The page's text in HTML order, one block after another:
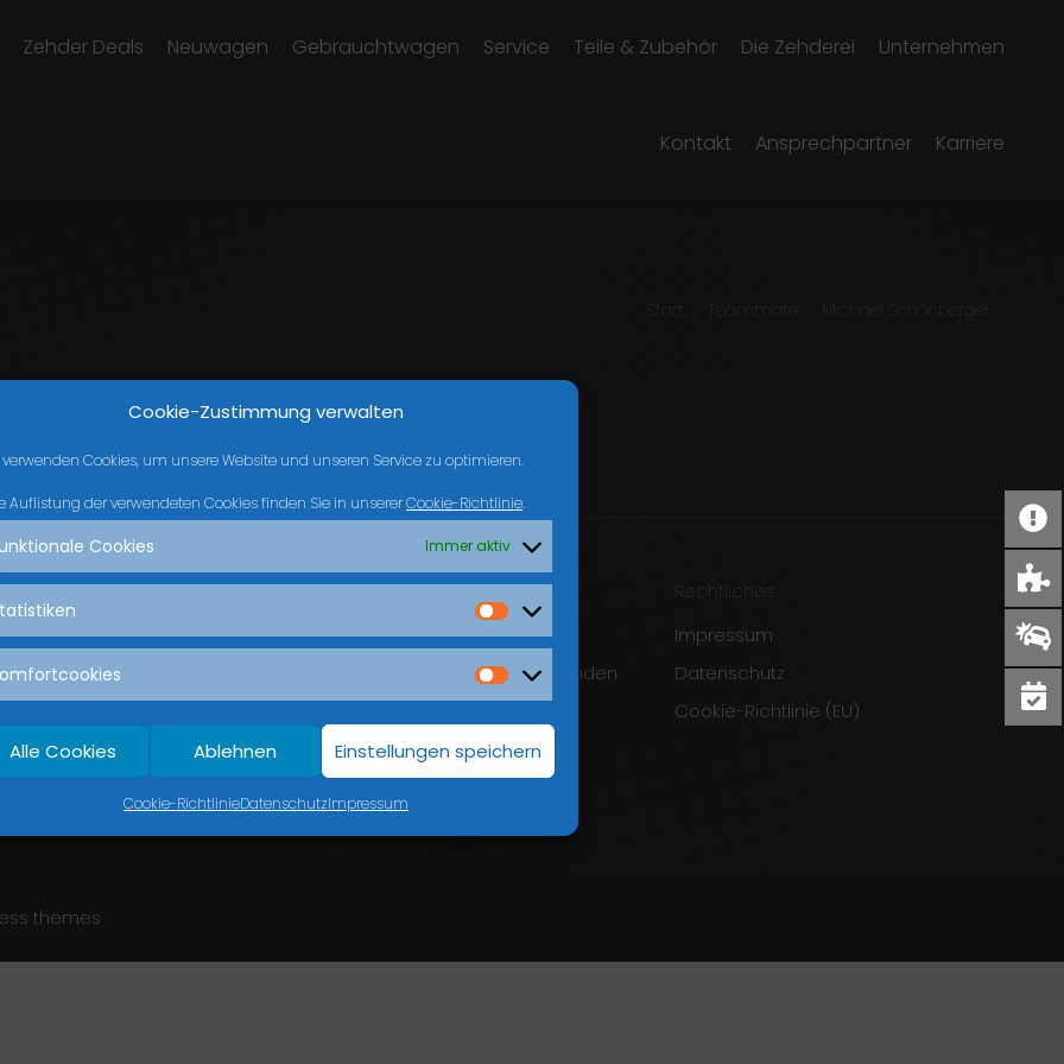
Cookie-Zustimmung verwalten
verwenden Cookies, um unsere Website und unseren Service zu optimieren.
Auflistung der verwendeten Cookies finden Sie in unsererCookie-Richtlinie.
Cookies Immer aktiv
Alle Cookies Ablehnen Einstellungen speichern
Cookie-RichtlinieDatenschutzImpressum
Zehder Deals Neuwagen Gebrauchtwagen Service Teile & Zubehör Die Zehderei Unternehmen
Kontakt Ansprechpartner Karriere
Sie befinden sich hier:
Start Teammate Michael Schönberger
Uhr
Uhr
Beliebte Seiten
Aktuelle Deals
Termin buchen 7/24_nicht-verwenden
Fahrzeugbewertung & Ankauf
Rechtliches
Impressum
Datenschutz
Cookie-Richtlinie (EU)
themes